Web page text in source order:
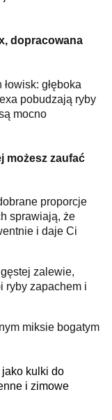
dopracowana
głęboka
pobudzają ryby
mocno
możesz zaufać
proporcje
sprawiają, że
i daje Ci
zalewie,
ryby zapachem i
miksie bogatym
kulki do
i zimowe